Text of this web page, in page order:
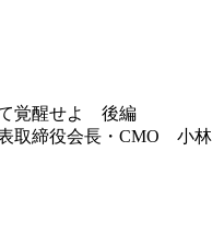
覚醒せよ 後編
取締役会長・CMO 小林